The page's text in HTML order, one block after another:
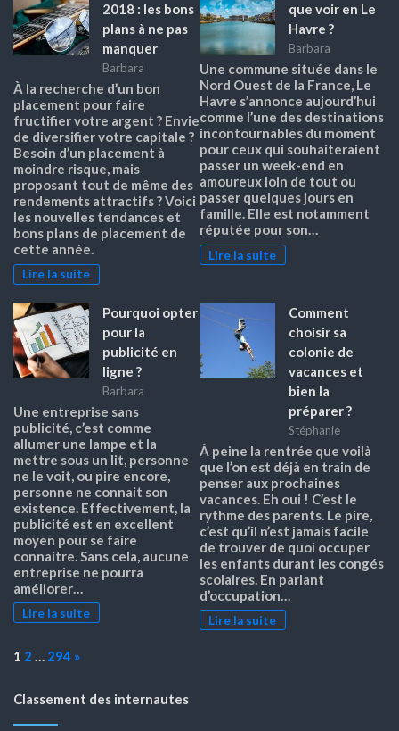
2018 : les bons
plans à ne pas
manquer
Barbara
À la recherche d’un bon
placement pour faire
fructifier votre argent ? Envie
de diversifier votre capitale ?
Besoin d’un placement à
moindre risque, mais
proposant tout de même des
rendements attractifs ? Voici
les nouvelles tendances et
bons plans de placement de
cette année.
Lire la suite
que voir en Le
Havre ?
Barbara
Une commune située dans le
Nord Ouest de la France, Le
Havre s’annonce aujourd’hui
comme l’une des destinations
incontournables du moment
pour ceux qui souhaiteraient
passer un week-end en
amoureux loin de tout ou
passer quelques jours en
famille. Elle est notamment
réputée pour son…
Lire la suite
Pourquoi opter
pour la
publicité en
ligne ?
Barbara
Une entreprise sans
publicité, c’est comme
allumer une lampe et la
mettre sous un lit, personne
ne le voit, ou pire encore,
personne ne connait son
existence. Effectivement, la
publicité est en excellent
moyen pour se faire
connaitre. Sans cela, aucune
entreprise ne pourra
améliorer…
Lire la suite
Comment
choisir sa
colonie de
vacances et
bien la
préparer ?
Stéphanie
À peine la rentrée que voilà
que l’on est déjà en train de
penser aux prochaines
vacances. Eh oui ! C’est le
rythme des parents. Le pire,
c’est qu’il n’est jamais facile
de trouver de quoi occuper
les enfants durant les congés
scolaires. En parlant
d’occupation…
Lire la suite
Page:
1 2 … 294 Next
»
Classement des internautes